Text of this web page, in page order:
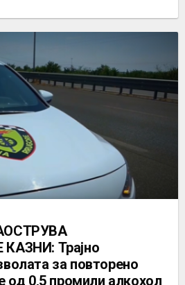
Трајно
за повторено
од 0,5 промили алкохол